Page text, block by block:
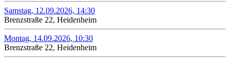
Samstag, 12.09.2026, 14:30
Brenzstraße 22, Heidenheim
Montag, 14.09.2026, 10:30
Brenzstraße 22, Heidenheim